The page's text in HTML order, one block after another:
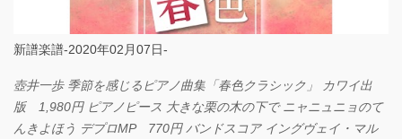
新譜楽譜-2020年02月07日-
壺井一歩 季節を感じるピアノ曲集「春色クラシック」 カワイ出
版 1,980円 ピアノピース 大きな栗の木の下で ニャニュニョのて
んきよほう デプロMP 770円 バンドスコア イングヴェイ・マル